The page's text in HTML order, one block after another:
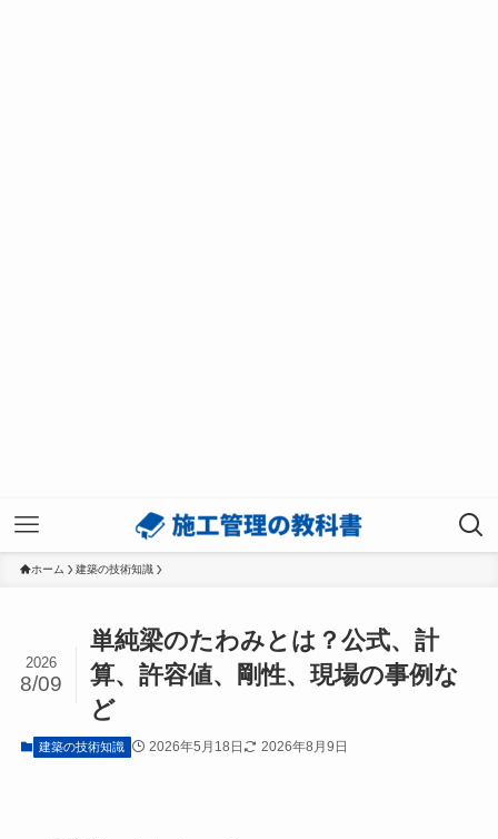
ホーム 建築の技術知識
単純梁のたわみとは？公式、計
算、許容値、剛性、現場の事例な
ど
2026
8/09
建築の技術知識 2026年5月18日 2026年8月9日